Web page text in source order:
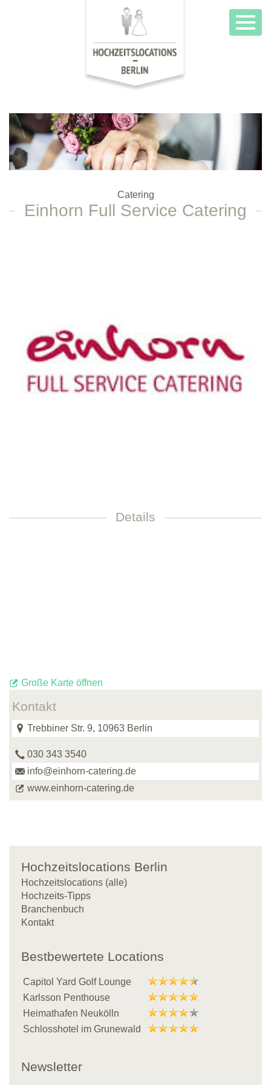
Catering
Einhorn Full Service Catering
Details
Große Karte öffnen
Kontakt
Trebbiner Str. 9, 10963 Berlin
030 343 3540
info@einhorn-catering.de
www.einhorn-catering.de
Hochzeitslocations Berlin
Hochzeitslocations (alle)
Hochzeits-Tipps
Branchenbuch
Kontakt
Bestbewertete Locations
Capitol Yard Golf Lounge
Karlsson Penthouse
Heimathafen Neukölln
Schlosshotel im Grunewald
Newsletter